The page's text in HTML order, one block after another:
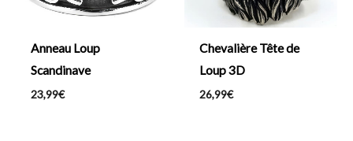
Anneau Loup
Scandinave
23,99€
Chevalière Tête de
Loup 3D
26,99€